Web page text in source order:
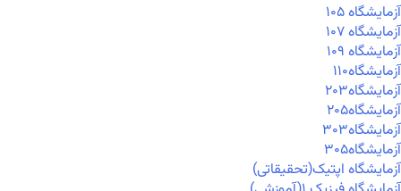
آزمايشگاه ۱۰۵
آزمايشگاه ۱۰۷
آزمايشگاه ۱۰۹
آزمايشگاه۱۱۰
آزمايشگاه۲۰۳
آزمايشگاه۲۰۵
آزمايشگاه۳۰۳
آزمايشگاه۳۰۵
آزمایشگاه اپتیک(تحقیقاتی)